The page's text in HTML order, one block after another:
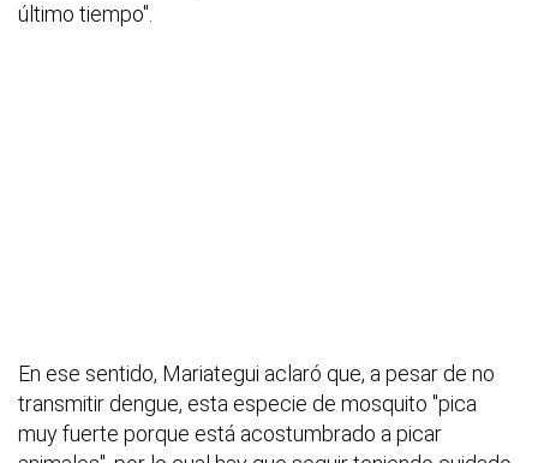
último tiempo".
En ese sentido, Mariategui aclaró que, a pesar de no
transmitir dengue, esta especie de mosquito "pica
muy fuerte porque está acostumbrado a picar